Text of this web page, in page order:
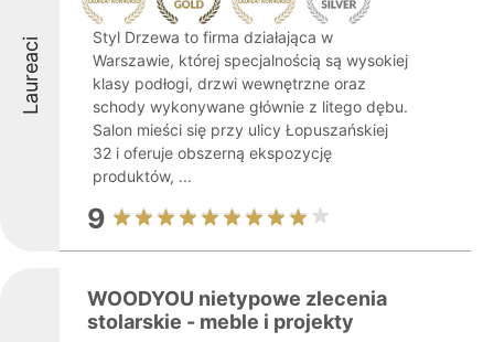
Laureaci
Styl Drzewa to firma działająca w
Warszawie, której specjalnością są wysokiej
klasy podłogi, drzwi wewnętrzne oraz
schody wykonywane głównie z litego dębu.
Salon mieści się przy ulicy Łopuszańskiej
32 i oferuje obszerną ekspozycję
produktów, ...
9
WOODYOU nietypowe zlecenia
stolarskie - meble i projekty